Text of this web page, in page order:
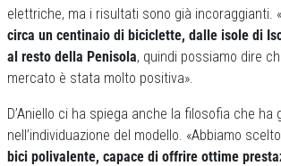
elettriche, ma i risultati sono già incoraggianti. «
circa un centinaio di biciclette, dalle isole di
al resto della Penisola, quindi possiamo dire
mercato è stata molto positiva».
D’Aniello ci ha spiega anche la filosofia che ha
nell’individuazione del modello. «Abbiamo
bici polivalente, capace di offrire ottime